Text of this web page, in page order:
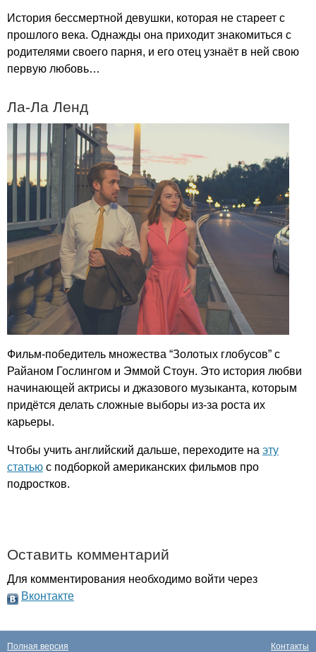
История бессмертной девушки, которая не стареет с
прошлого века. Однажды она приходит знакомиться с
родителями своего парня, и его отец узнаёт в ней свою
первую любовь…
Ла-Ла Ленд
Фильм-победитель множества “Золотых глобусов” с
Райаном Гослингом и Эммой Стоун. Это история любви
начинающей актрисы и джазового музыканта, которым
придётся делать сложные выборы из-за роста их
карьеры.
Чтобы учить английский дальше, переходите на эту
статью с подборкой американских фильмов про
подростков.
Оставить комментарий
Для комментирования необходимо войти через
Вконтакте
Контакты
Полная версия